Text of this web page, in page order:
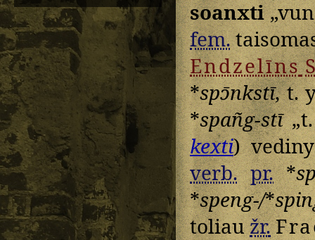
soanxti
fem.
Endzelīns
*spɔ̄nkstī, t.
*spañg-stī„t.
kexti)
verb. pr.*
*speng-/*
toliaužr.